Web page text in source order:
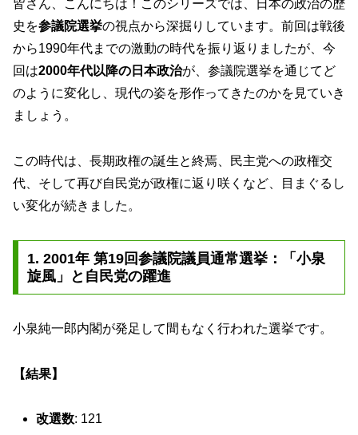
皆さん、こんにちは！このシリーズでは、日本の政治の歴
史を参議院選挙の視点から深掘りしています。前回は戦後
から1990年代までの激動の時代を振り返りましたが、今
回は2000年代以降の日本政治が、参議院選挙を通じてど
のように変化し、現代の姿を形作ってきたのかを見ていき
ましょう。
この時代は、長期政権の誕生と終焉、民主党への政権交
代、そして再び自民党が政権に返り咲くなど、目まぐるし
い変化が続きました。
1. 2001年 第19回参議院議員通常選挙：「小泉
旋風」と自民党の躍進
小泉純一郎内閣が発足して間もなく行われた選挙です。
【結果】
改選数: 121